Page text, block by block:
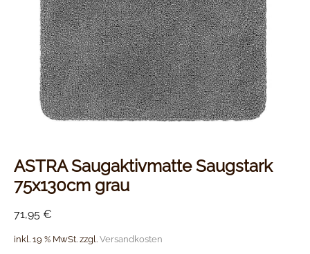
ASTRA Saugaktivmatte Saugstark
75x130cm grau
71,95 €
inkl. 19 % MwSt. zzgl. Versandkosten